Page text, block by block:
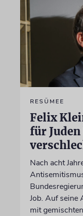
RESÜMEE
Felix
für
Nach acht
Job. Auf seine
mit